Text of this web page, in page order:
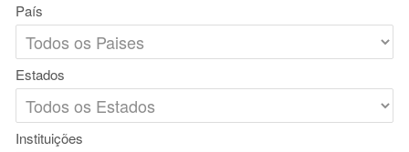
País
Estados
Instituições